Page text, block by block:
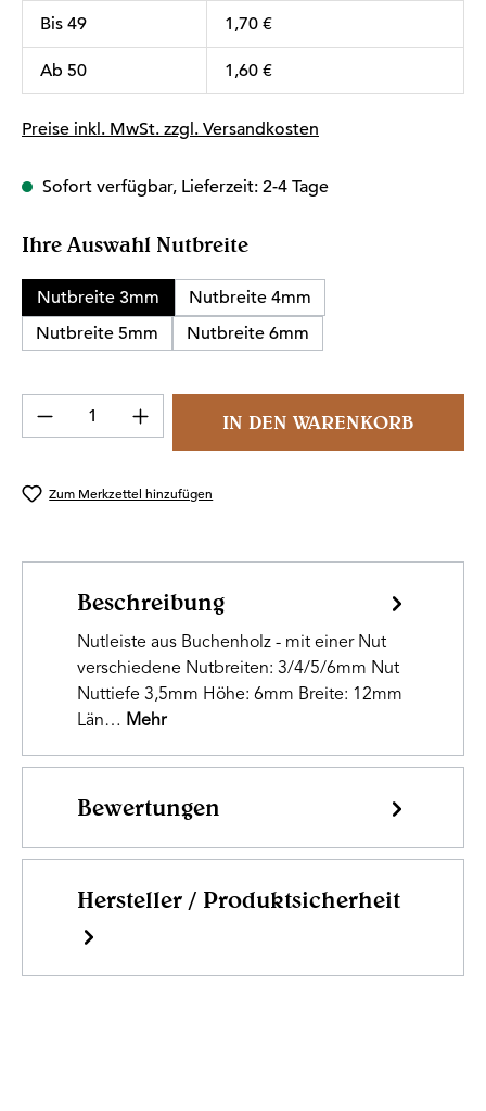
Bis 49 1,70 €
Ab 50 1,60 €
Preise inkl. MwSt. zzgl. Versandkosten
Sofort verfügbar, Lieferzeit: 2-4 Tage
Ihre Auswahl Nutbreiteauswählen
Nutbreite 3mm
Nutbreite 4mm
Nutbreite 5mm
Nutbreite 6mm
Produkt Anzahl: Gib den gewünschten
IN DEN WARENKORB
Zum Merkzettel hinzufügen
Beschreibung
Nutleiste aus Buchenholz - mit einer Nut
verschiedene Nutbreiten: 3/4/5/6mm Nut
Nuttiefe 3,5mm Höhe: 6mm Breite: 12mm
Län… Mehr
Bewertungen
Hersteller / Produktsicherheit